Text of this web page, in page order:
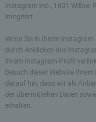
Instagram Inc., 1601 Willow
integriert.
Wenn Sie in Ihrem
durch Anklicken des
Ihrem Instagram-Profil
Besuch dieser Website
darauf hin, dass wir als
der übermittelten Daten
erhalten.
Mittels eines
und Angebote auf
ermöglichen uns,
Benutzer unserer
Zweck dieser
Nutzern die
erleichtern. Der
Cookies verwendet,
jedem Besuch der